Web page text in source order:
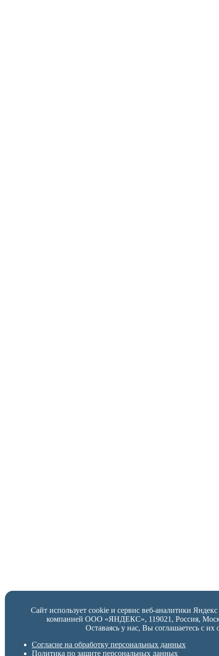
Сайт использует cookie и сервис веб-аналитики
компанией ООО «ЯНДЕКС», 119021, Россия,
Оставаясь у нас, Вы соглашаетесь с их
Согласие на обработку персональных данных
Политика по защите персональных данных